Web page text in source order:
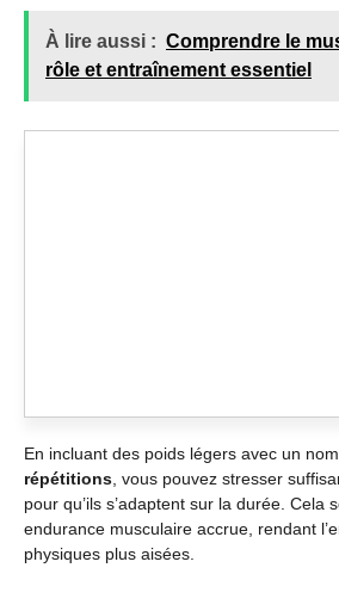
À lire aussi : Comprendre le
rôle et entraînement essentiel
En incluant des poids légers avec un
répétitions, vous pouvez stresser
pour qu’ils s’adaptent sur la durée. Cela
endurance musculaire accrue, rendant
physiques plus aisées.